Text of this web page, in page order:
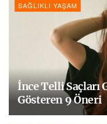
SAĞLIKLI YAŞAM
İnce Telli Saçları
Gösteren 9 Öneri